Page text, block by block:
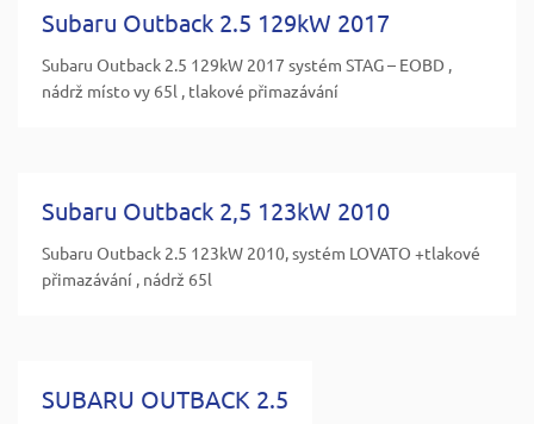
Subaru Outback 2.5 129kW 2017
Subaru Outback 2.5 129kW 2017 systém STAG – EOBD ,
nádrž místo vy 65l , tlakové přimazávání
Subaru Outback 2,5 123kW 2010
Subaru Outback 2.5 123kW 2010, systém LOVATO +tlakové
přimazávání , nádrž 65l
SUBARU OUTBACK 2.5